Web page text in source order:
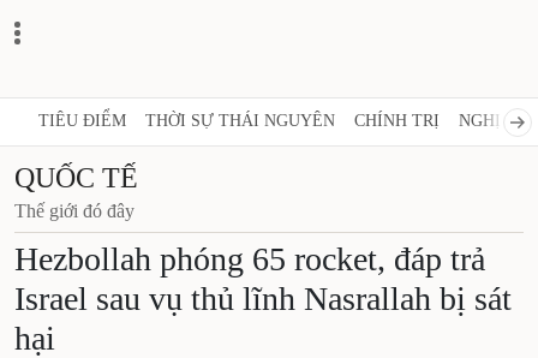
TIÊU ĐIỂM THỜI SỰ THÁI NGUYÊN CHÍNH TRỊ NGHỊ
QUỐC TẾ
Thế giới đó đây
Hezbollah phóng 65 rocket, đáp trả
Israel sau vụ thủ lĩnh Nasrallah bị sát
hại